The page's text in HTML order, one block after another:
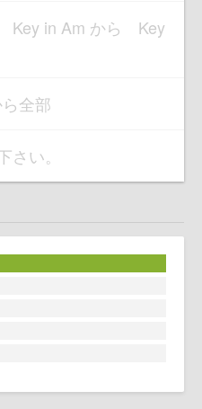
Key in Am から Key
全部
い。